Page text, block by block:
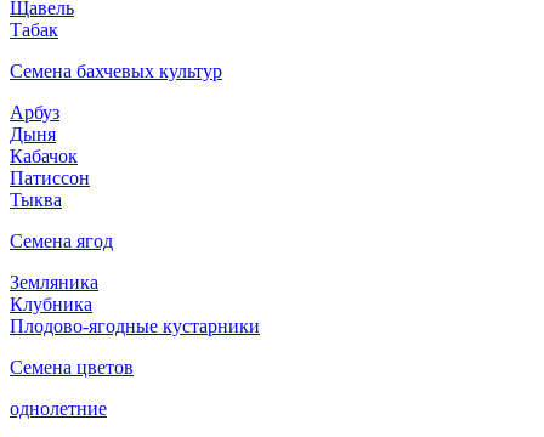
Щавель
Табак
Семена бахчевых культур
Арбуз
Дыня
Кабачок
Патиссон
Тыква
Семена ягод
Земляника
Клубника
Плодово-ягодные кустарники
Семена цветов
однолетние